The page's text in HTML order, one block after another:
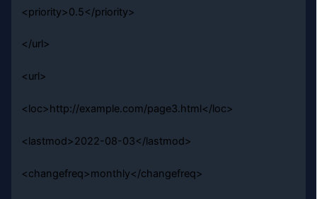
<priority>0.5</priority>
</url>
<url>
<loc>http://example.com/page3.html</loc>
<lastmod>2022-08-03</lastmod>
<changefreq>monthly</changefreq>